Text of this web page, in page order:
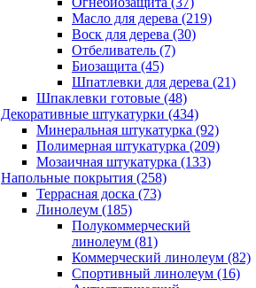
Масло для дерева (219)
Воск для дерева (30)
Отбеливатель (7)
Биозащита (45)
Шпатлевки для дерева (21)
Шпаклевки готовые (48)
Декоративные штукатурки (434)
Минеральная штукатурка (92)
Полимерная штукатурка (209)
Мозаичная штукатурка (133)
Напольные покрытия (258)
Террасная доска (73)
Линолеум (185)
Полукоммерческий
линолеум (81)
Коммерческий линолеум (82)
Спортивный линолеум (16)